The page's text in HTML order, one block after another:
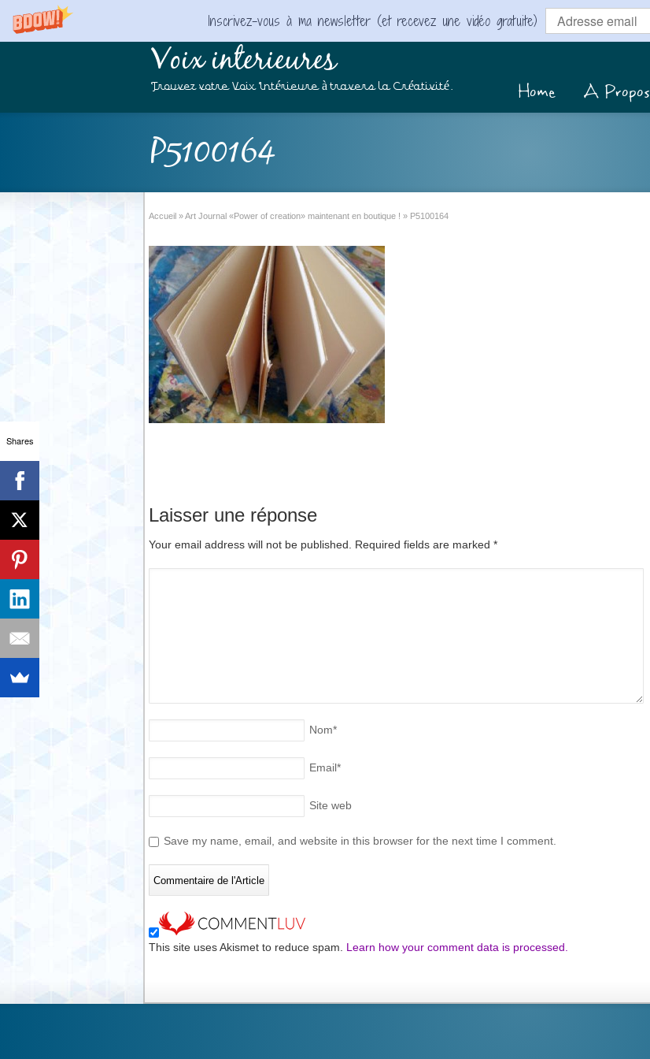
Inscrivez-vous à ma newsletter (et recevez une vidéo gratuite)
Voix interieures
Trouvez votre Voix Intérieure à travers la Créativité. Home A Propos
P5100164
Accueil »Art Journal «Power of creation» maintenant en boutique ! » P5100164
Laisser une réponse
Your email address will not be published. Required fields are marked *
Nom*
Email*
Site web
Save my name, email, and website in this browser for the next time I comment.
This site uses Akismet to reduce spam. Learn how your comment data is processed.
Shares